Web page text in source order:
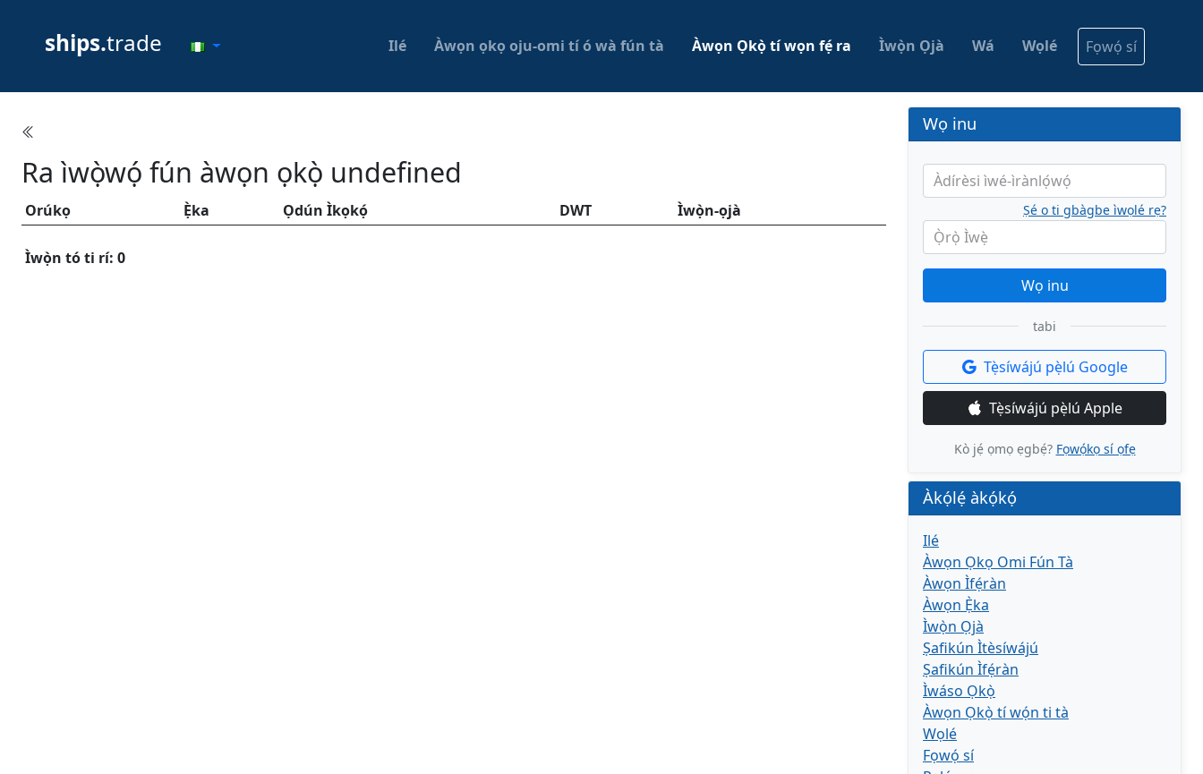
ships.trade Ilé Àwọn ọkọ oju-omi tí ó wà fún tà Àwọn Ọkọ̀ tí wọn fẹ́ ra Ìwọ̀n Ọjà Wá Wọlé Fọwọ́ sí
Ra ìwọ̀wọ́ fún àwọn ọkọ̀ undefined
Orúkọ Ẹ̀ka Ọdún Ìkọkọ́ DWT Ìwọ̀n-ọjà
Ìwọ̀n tó ti rí: 0
Wọ inu
Àdírèsi ìwé-ìrànlọ́wọ́
Ọ̀rọ̀ Ìwẹ̀
Ṣé o ti gbàgbe ìwọlé rẹ?
Wọ inu
tabi
Tẹ̀síwájú pẹ̀lú Google
Tẹ̀síwájú pẹ̀lú Apple
Kò jẹ́ ọmọ ẹgbẹ́? Fọwọ́kọ sí ọfẹ
Àkọ́lẹ́ àkọ́kọ́
Ilé
Àwọn Ọkọ Omi Fún Tà
Àwọn Ìfẹ́ràn
Àwọn Ẹ̀ka
Ìwọ̀n Ọjà
Ṣafikún Ìtèsíwájú
Ṣafikún Ìfẹ́ràn
Ìwáso Ọkọ̀
Àwọn Ọkọ̀ tí wọ́n ti tà
Wọlé
Fọwọ́ sí